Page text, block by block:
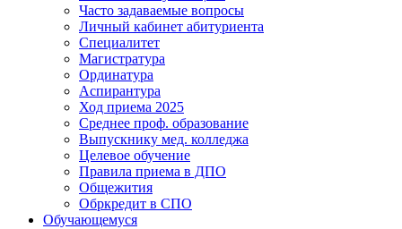
Часто задаваемые вопросы
Личный кабинет абитуриента
Специалитет
Магистратура
Ординатура
Аспирантура
Ход приема 2025
Среднее проф. образование
Выпускнику мед. колледжа
Целевое обучение
Правила приема в ДПО
Общежития
Обркредит в СПО
Обучающемуся